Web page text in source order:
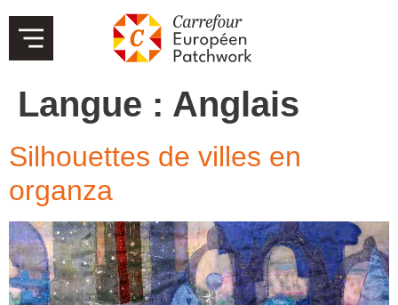
Langue : Anglais
Silhouettes de villes en
organza